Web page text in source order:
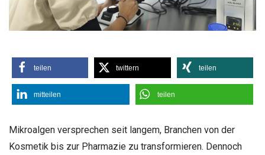
teilen twittern teilen
mitteilen teilen
Mikroalgen versprechen seit langem, Branchen von der
Kosmetik bis zur Pharmazie zu transformieren. Dennoch